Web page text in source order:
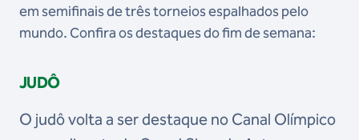
em semifinais de três torneios espalhados pelo
mundo. Confira os destaques do fim de semana:
JUDÔ
O judô volta a ser destaque no Canal Olímpico